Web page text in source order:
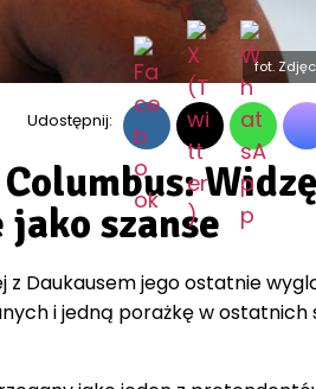
fot.
Udostępnij:
Widzę
szanse
z Daukausem jego ostatnie
i jedną porażkę w ostatnich